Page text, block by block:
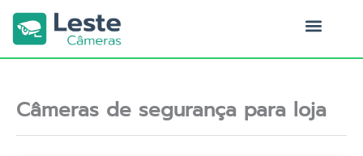
para
conteúdo
Câmeras de segurança para loja